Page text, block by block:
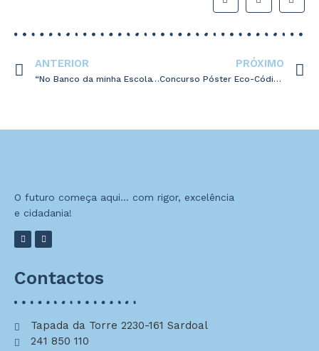
ANTERIOR
“No Banco da minha Escola” – Parceria APB/AES
PRÓXIMO
Concurso Póster Eco-Código 2023-2024
O futuro começa aqui… com rigor, excelência
e cidadania!
Contactos
Tapada da Torre 2230-161 Sardoal
241 850 110